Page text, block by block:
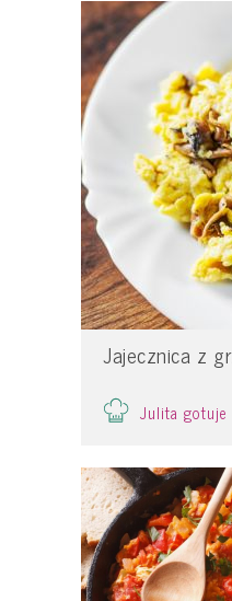
Jajecznica z
Julita gotuje